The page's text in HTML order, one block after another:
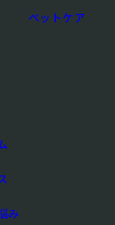
ペットケア
み